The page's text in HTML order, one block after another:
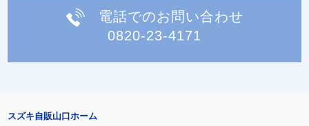
電話でのお問い合わせ
0820-23-4171
スズキ自販山口ホーム